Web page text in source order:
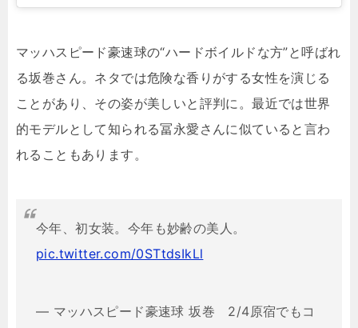
マッハスピード豪速球の“ハードボイルドな方”と呼ばれ
る坂巻さん。ネタでは危険な香りがする女性を演じる
ことがあり、その姿が美しいと評判に。最近では世界
的モデルとして知られる冨永愛さんに似ていると言わ
れることもあります。
今年、初女装。今年も妙齢の美人。
pic.twitter.com/0STtdsIkLl
— マッハスピード豪速球 坂巻 2/4原宿でもコ